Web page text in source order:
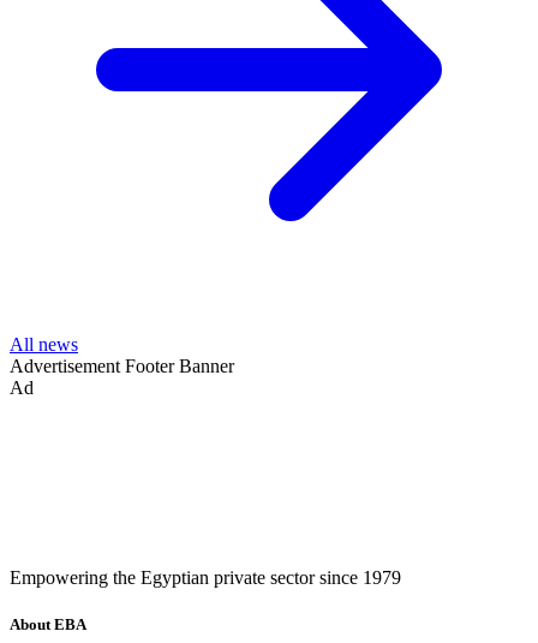
All news
Advertisement Footer Banner
Ad
Empowering the Egyptian private sector since 1979
About EBA